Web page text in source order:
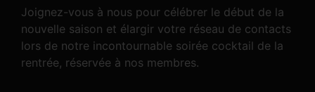
Joignez-vous à nous pour célébrer le début de la
nouvelle saison et élargir votre réseau de contacts
lors de notre incontournable soirée cocktail de la
rentrée, réservée à nos membres.